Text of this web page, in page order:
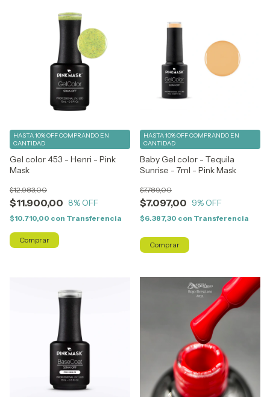
Gel color 453 - Henri - Pink
Mask
$11.900,00
$12.983,00
8% OFF
HASTA 10% OFFCOMPRANDO EN
CANTIDAD
$10.710,00 con Transferencia
Baby Gel color - Tequila
Sunrise - 7ml - Pink Mask
$7.097,00
$7.789,00
9% OFF
HASTA 10% OFFCOMPRANDO EN
CANTIDAD
$6.387,30 con Transferencia